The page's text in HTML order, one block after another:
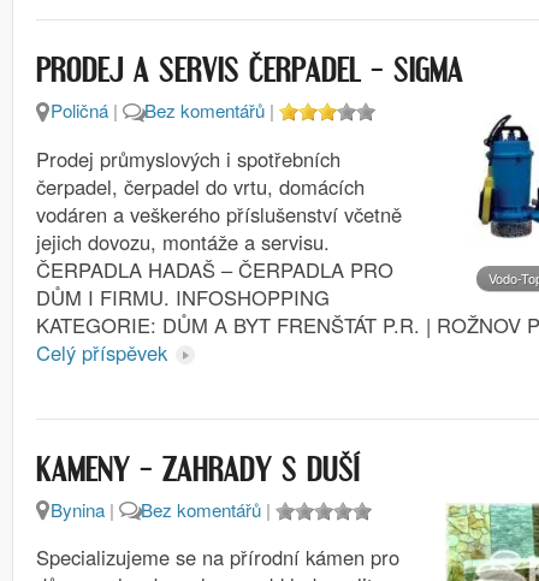
PRODEJ A SERVIS ČERPADEL – SIGMA
Vodo-
Poličná | Bez komentářů |
Prodej průmyslových i spotřebních
čerpadel, čerpadel do vrtu, domácích
vodáren a veškerého příslušenství včetně
jejich dovozu, montáže a servisu.
ČERPADLA HADAŠ – ČERPADLA PRO
DŮM I FIRMU. INFOSHOPPING
KATEGORIE: DŮM A BYT FRENŠTÁT P.R. | ROŽNOV
Celý příspěvek
KAMENY – ZAHRADY S DUŠÍ
Bynina | Bez komentářů |
Specializujeme se na přírodní kámen pro